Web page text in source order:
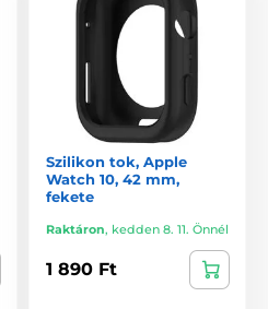
Szilikon tok, Apple
Watch 10, 42 mm,
fekete
Raktáron, kedden 8. 11. Önnél
1 890 Ft